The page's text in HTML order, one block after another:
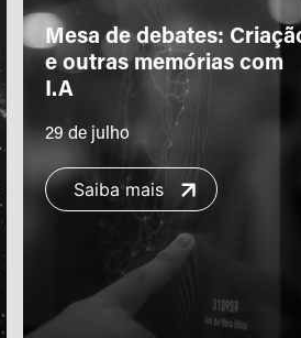
Mesa de debates:
e outras memórias com
I.A
29 de julho
Saiba mais